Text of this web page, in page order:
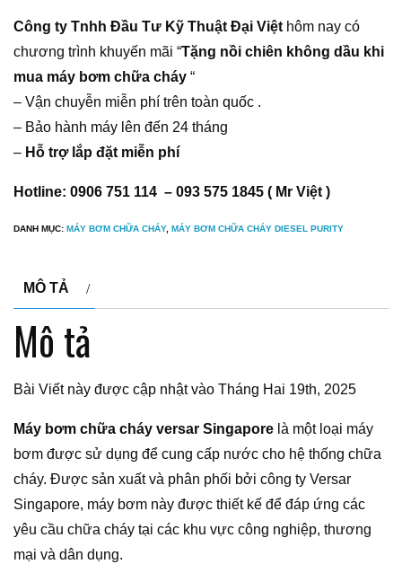
Công ty Tnhh Đầu Tư Kỹ Thuật Đại Việt hôm nay có
chương trình khuyến mãi “Tặng nồi chiên không dầu khi
mua máy bơm chữa cháy “
– Vận chuyễn miễn phí trên toàn quốc .
– Bảo hành máy lên đến 24 tháng
– Hỗ trợ lắp đặt miễn phí
Hotline: 0906 751 114 – 093 575 1845 ( Mr Việt )
DANH MỤC: MÁY BƠM CHỮA CHÁY, MÁY BƠM CHỮA CHÁY DIESEL PURITY
MÔ TẢ
Mô tả
Bài Viết này được cập nhật vào Tháng Hai 19th, 2025
Máy bơm chữa cháy versar Singapore là một loại máy
bơm được sử dụng để cung cấp nước cho hệ thống chữa
cháy. Được sản xuất và phân phối bởi công ty Versar
Singapore, máy bơm này được thiết kế để đáp ứng các
yêu cầu chữa cháy tại các khu vực công nghiệp, thương
mại và dân dụng.